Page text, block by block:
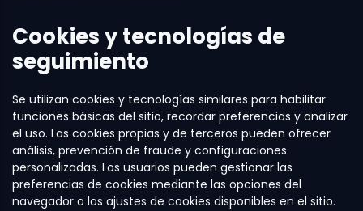
Cookies y tecnologías de
seguimiento
Se utilizan cookies y tecnologías similares para habilitar
funciones básicas del sitio, recordar preferencias y analizar
el uso. Las cookies propias y de terceros pueden ofrecer
análisis, prevención de fraude y configuraciones
personalizadas. Los usuarios pueden gestionar las
preferencias de cookies mediante las opciones del
navegador o los ajustes de cookies disponibles en el sitio.